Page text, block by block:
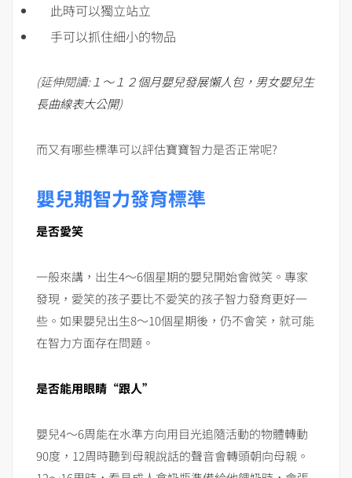
此時可以獨立站立
手可以抓住細小的物品
(延伸閱讀:１～１２個月嬰兒發展懶人包，男女嬰兒生
長曲線表大公開)
而又有哪些標準可以評估寶寶智力是否正常呢?
嬰兒期智力發育標準
是否愛笑
一般來講，出生4～6個星期的嬰兒開始會微笑。專家
發現，愛笑的孩子要比不愛笑的孩子智力發育更好一
些。如果嬰兒出生8～10個星期後，仍不會笑，就可能
在智力方面存在問題。
是否能用眼睛“跟人”
嬰兒4～6周能在水準方向用目光追隨活動的物體轉動
90度，12周時聽到母親說話的聲音會轉頭朝向母親。